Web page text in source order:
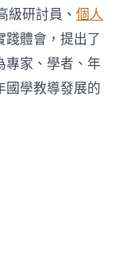
級研討員、 個人
踐體會，提出了
專家、學者、年
國學教導發展的